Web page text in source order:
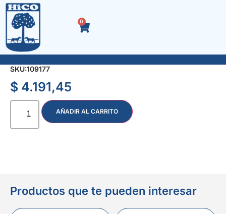
0
SOLDADOR T/LAPIZ 40 W.
SKU:109177
$ 4.191,45
AÑADIR AL CARRITO
Productos que te pueden interesar